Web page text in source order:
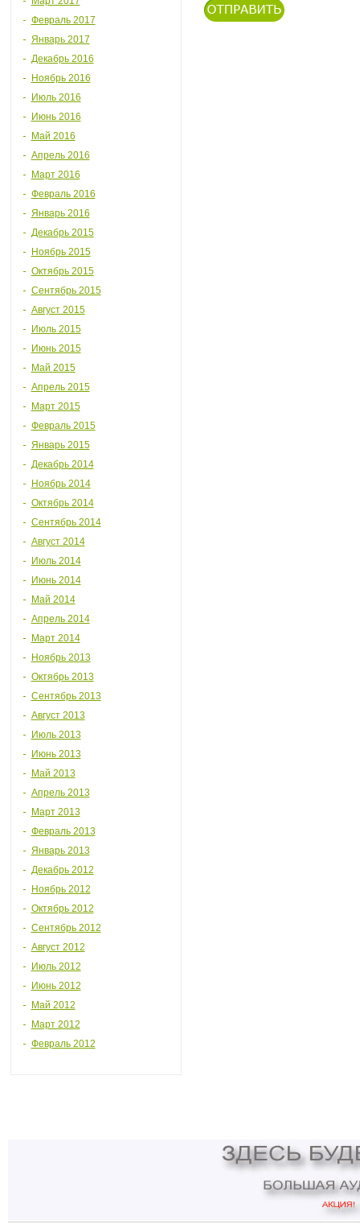
Февраль 2017
Январь 2017
Декабрь 2016
Ноябрь 2016
Июль 2016
Июнь 2016
Май 2016
Апрель 2016
Март 2016
Февраль 2016
Январь 2016
Декабрь 2015
Ноябрь 2015
Октябрь 2015
Сентябрь 2015
Август 2015
Июль 2015
Июнь 2015
Май 2015
Апрель 2015
Март 2015
Февраль 2015
Январь 2015
Декабрь 2014
Ноябрь 2014
Октябрь 2014
Сентябрь 2014
Август 2014
Июль 2014
Июнь 2014
Май 2014
Апрель 2014
Март 2014
Ноябрь 2013
Октябрь 2013
Сентябрь 2013
Август 2013
Июль 2013
Июнь 2013
Май 2013
Апрель 2013
Март 2013
Февраль 2013
Январь 2013
Декабрь 2012
Ноябрь 2012
Октябрь 2012
Сентябрь 2012
Август 2012
Июль 2012
Июнь 2012
Май 2012
Март 2012
Февраль 2012